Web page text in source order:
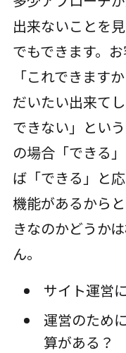
出来ないことを
でもできます。
「これできます
だいたい出来て
できない」とい
の場合「できる
ば「できる」と
機能があるから
きなのかどうか
ん。
サイト運営
運営のため
算がある？